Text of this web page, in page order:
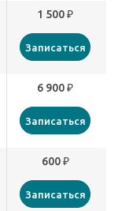
1 500 ₽
Записаться
6 900 ₽
Записаться
600 ₽
Записаться